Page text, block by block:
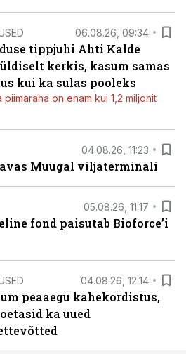
06.08.26, 09:34
tippjuhi Ahti Kalde
kerkis, kasum samas
kui ka sulas pooleks
piimaraha on enam kui 1,2 miljonit
04.08.26, 11:23
Muugal viljaterminali
05.08.26, 11:17
fond paisutab Bioforce’i
04.08.26, 12:14
peaaegu kahekordistus,
ka uued